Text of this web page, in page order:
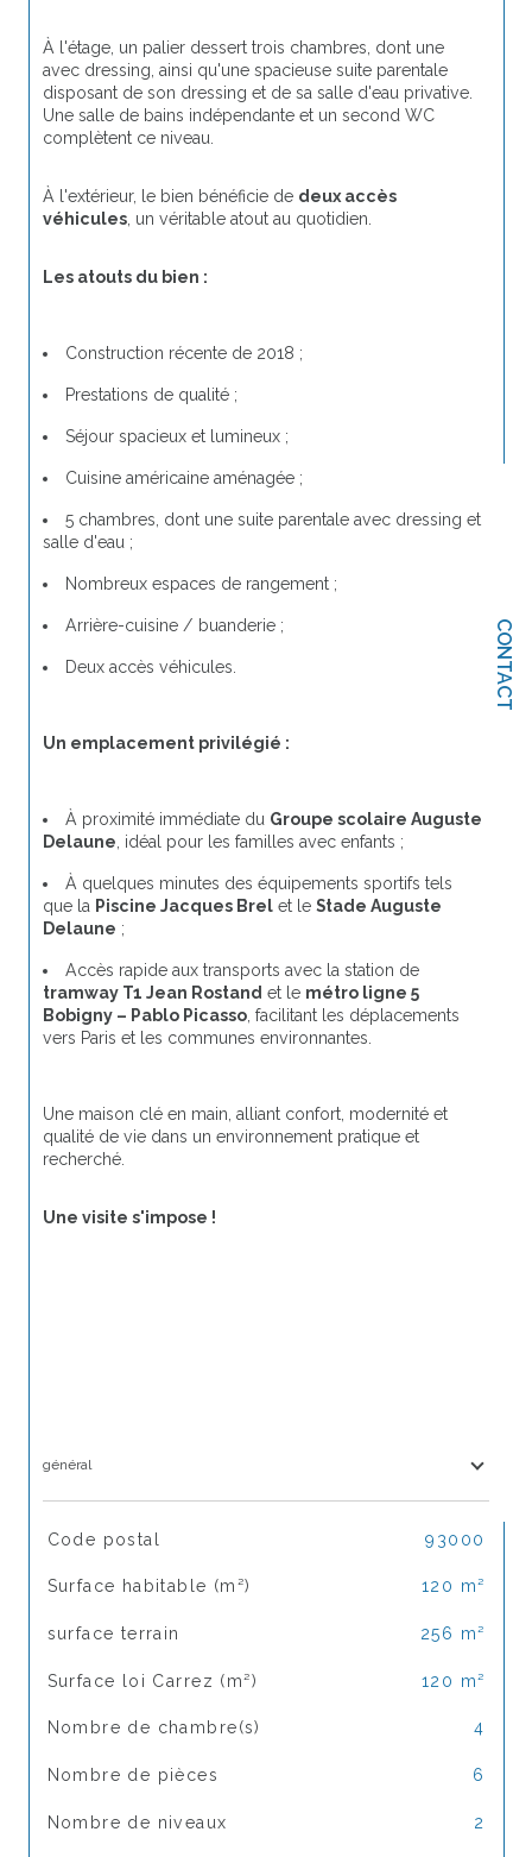
CONTACT
À l'étage, un palier dessert trois chambres, dont une
avec dressing, ainsi qu'une spacieuse suite parentale
disposant de son dressing et de sa salle d'eau privative.
Une salle de bains indépendante et un second WC
complètent ce niveau.
À l'extérieur, le bien bénéficie de deux accès
véhicules , un véritable atout au quotidien.
Les atouts du bien :
Construction récente de 2018 ;
Prestations de qualité ;
Séjour spacieux et lumineux ;
Cuisine américaine aménagée ;
5 chambres, dont une suite parentale avec dressing et
salle d'eau ;
Nombreux espaces de rangement ;
Arrière-cuisine / buanderie ;
Deux accès véhicules.
Un emplacement privilégié :
À proximité immédiate du Groupe scolaire Auguste
Delaune , idéal pour les familles avec enfants ;
À quelques minutes des équipements sportifs tels
que la Piscine Jacques Brel et le Stade Auguste
Delaune ;
Accès rapide aux transports avec la station de
tramway T1 Jean Rostand et le métro ligne 5
Bobigny – Pablo Picasso , facilitant les déplacements
vers Paris et les communes environnantes.
Une maison clé en main, alliant confort, modernité et
qualité de vie dans un environnement pratique et
recherché.
Une visite s'impose !
général
TRAD_SIROCCO_Caracteristique
Code postal 93000
Surface habitable (m²) 120 m²
surface terrain 256 m²
Surface loi Carrez (m²) 120 m²
Nombre de chambre(s) 4
Nombre de pièces 6
Nombre de niveaux 2